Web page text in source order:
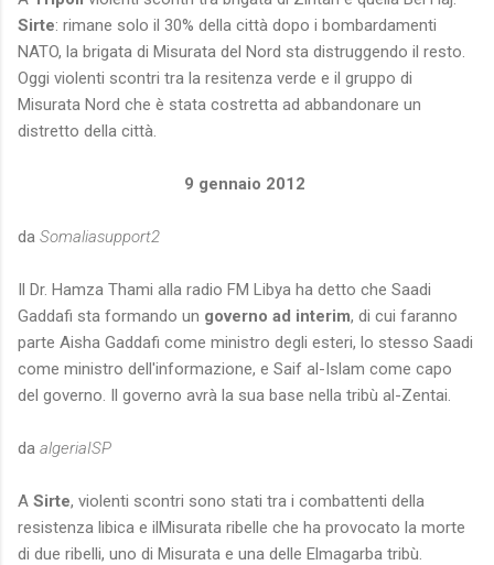
Sirte: rimane solo il 30% della città dopo i bombardamenti
NATO, la brigata di Misurata del Nord sta distruggendo il resto.
Oggi violenti scontri tra la resitenza verde e il gruppo di
Misurata Nord che è stata costretta ad abbandonare un
distretto della città.
9 gennaio 2012
da Somaliasupport2
Il Dr. Hamza Thami alla radio FM Libya ha detto che Saadi
Gaddafi sta formando un governo ad interim, di cui faranno
parte Aisha Gaddafi come ministro degli esteri, lo stesso Saadi
come ministro dell'informazione, e Saif al-Islam come capo
del governo. Il governo avrà la sua base nella tribù al-Zentai.
da algeriaISP
A Sirte, violenti scontri sono stati tra i combattenti della
resistenza libica e ilMisurata ribelle che ha provocato la morte
di due ribelli, uno di Misurata e una delle Elmagarba tribù.